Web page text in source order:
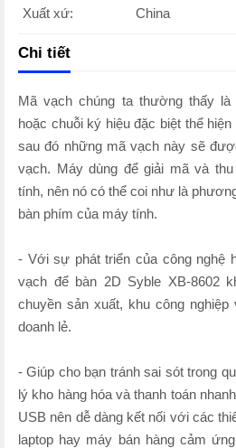
Xuất xứ: China
Chi tiết
Mã vạch chúng ta thường thấy là
hoặc chuỗi ký hiệu đặc biệt thể
sau đó những mã vạch này sẽ
vạch. Máy dùng để giải mã và
tính, nên nó có thể coi như là
bàn phím của máy tính.
- Với sự phát triển của công nghệ
vạch để bàn 2D Syble XB-8602
chuyền sản xuất, khu công
doanh lẻ.
- Giúp cho bạn tránh sai sót trong
lý kho hàng hóa và thanh toán
USB nên dễ dàng kết nối với các
laptop hay máy bán hàng cảm